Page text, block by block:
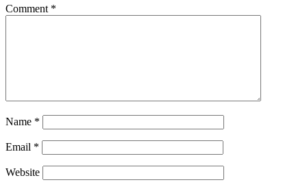
Comment *
Name *
Email *
Website